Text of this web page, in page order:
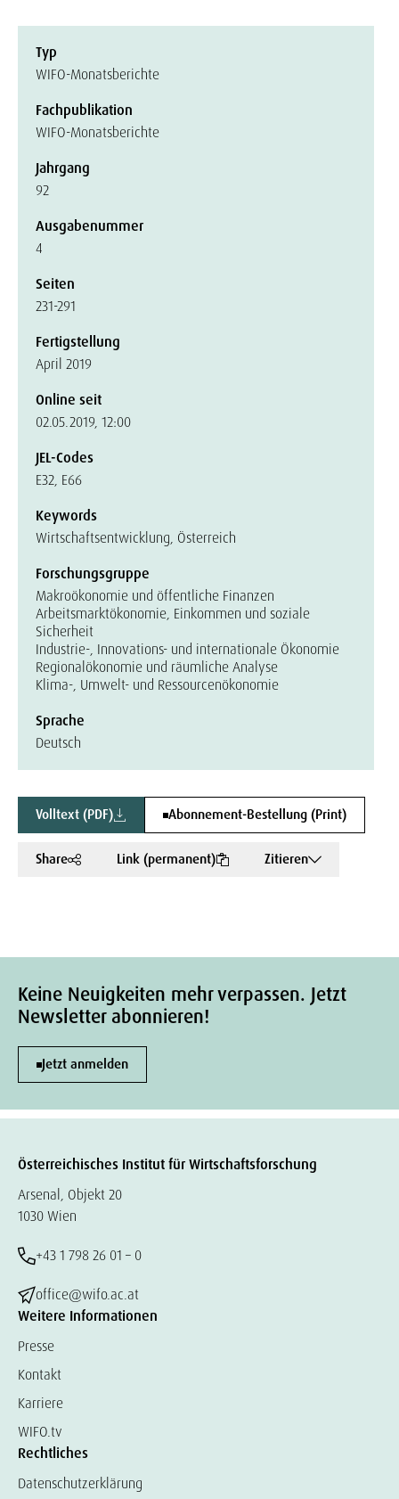
Typ
WIFO-Monatsberichte
Fachpublikation
WIFO-Monatsberichte
Jahrgang
92
Ausgabenummer
4
Seiten
231-291
Fertigstellung
April 2019
Online seit
02.05.2019, 12:00
JEL-Codes
E32, E66
Keywords
Wirtschaftsentwicklung, Österreich
Forschungsgruppe
Makroökonomie und öffentliche Finanzen
Arbeitsmarktökonomie, Einkommen und soziale
Sicherheit
Industrie-, Innovations- und internationale Ökonomie
Regionalökonomie und räumliche Analyse
Klima-, Umwelt- und Ressourcenökonomie
Sprache
Deutsch
Volltext (PDF) Abonnement-Bestellung (Print)
Share Link (permanent) Zitieren
Keine Neuigkeiten mehr verpassen. Jetzt
Newsletter abonnieren!
Jetzt anmelden
Österreichisches Institut für Wirtschaftsforschung
Arsenal, Objekt 20
1030 Wien
+43 1 798 26 01 – 0
office@wifo.ac.at
Weitere Informationen
Presse
Kontakt
Karriere
WIFO.tv
Rechtliches
Datenschutzerklärung